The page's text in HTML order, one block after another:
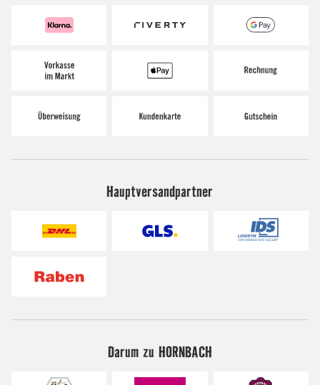
Hauptversandpartner
Darum zu HORNBACH